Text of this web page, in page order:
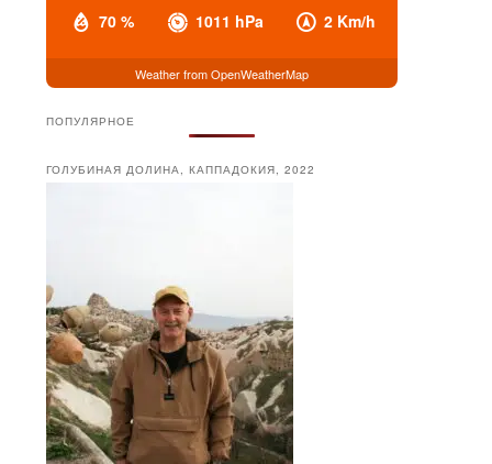
70 % 1011 hPa 2 Km/h
Weather from OpenWeatherMap
ПОПУЛЯРНОЕ
ГОЛУБИНАЯ ДОЛИНА, КАППАДОКИЯ, 2022